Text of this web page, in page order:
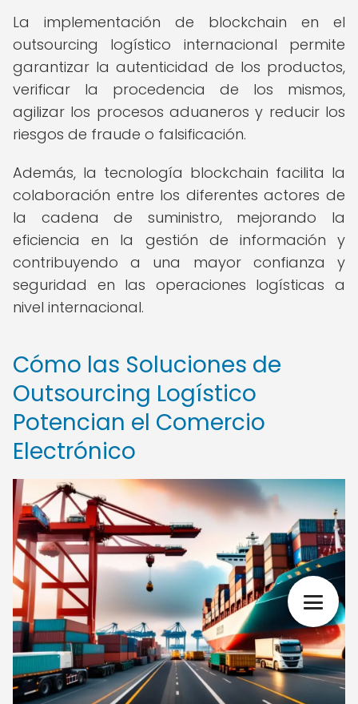
La implementación de blockchain en el
outsourcing logístico internacional permite
garantizar la autenticidad de los productos,
verificar la procedencia de los mismos,
agilizar los procesos aduaneros y reducir los
riesgos de fraude o falsificación.
Además, la tecnología blockchain facilita la
colaboración entre los diferentes actores de
la cadena de suministro, mejorando la
eficiencia en la gestión de información y
contribuyendo a una mayor confianza y
seguridad en las operaciones logísticas a
nivel internacional.
Cómo las Soluciones de
Outsourcing Logístico
Potencian el Comercio
Electrónico